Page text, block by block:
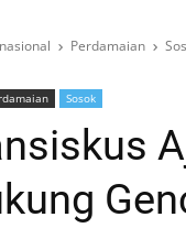
Perdamaian
Sosok